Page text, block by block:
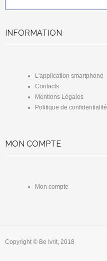
INFORMATION
L'application smartphone
Contacts
Mentions Légales
Politique de confidentialité
MON COMPTE
Mon compte
Copyright © Be Ivrit, 2018